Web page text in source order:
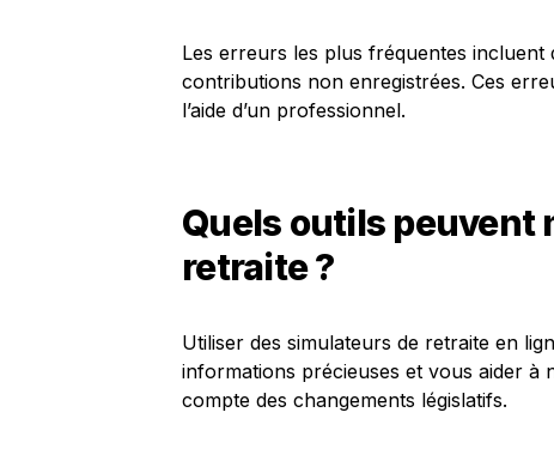
Les erreurs les plus fréquentes incluent
contributions non enregistrées. Ces
l’aide d’un professionnel.
Quels outils peuvent
retraite ?
Utiliser des simulateurs de retraite en
informations précieuses et vous aider à
compte des changements législatifs.